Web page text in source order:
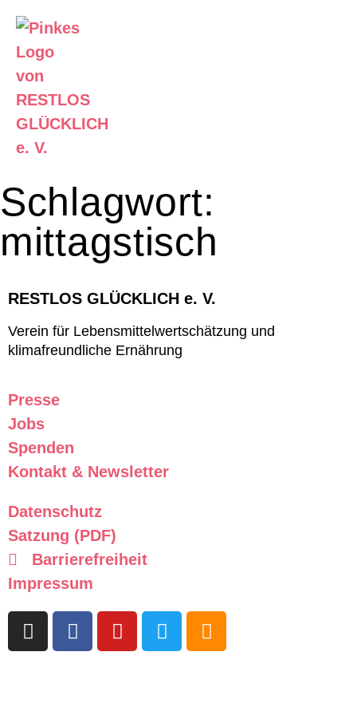
Schlagwort:
mittagstisch
RESTLOS GLÜCKLICH e. V.
Verein für Lebensmittelwertschätzung und
klimafreundliche Ernährung
Presse
Jobs
Spenden
Kontakt & Newsletter
Datenschutz
Satzung (PDF)
Barrierefreiheit
Impressum